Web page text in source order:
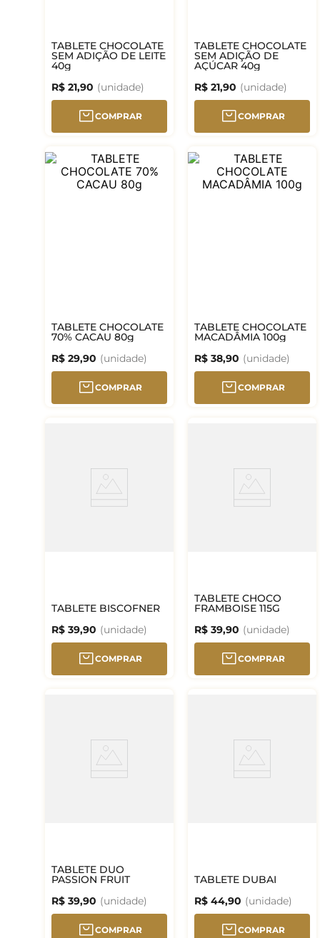
TABLETE CHOCOLATE
SEM ADIÇÃO DE LEITE
40g
R$ 21,90
COMPRAR
TABLETE CHOCOLATE
SEM ADIÇÃO DE
AÇÚCAR 40g
R$ 21,90
COMPRAR
TABLETE CHOCOLATE
70% CACAU 80g
R$ 29,90
COMPRAR
TABLETE CHOCOLATE
MACADÂMIA 100g
R$ 38,90
COMPRAR
TABLETE BISCOFNER
R$ 39,90
COMPRAR
TABLETE CHOCO
FRAMBOISE 115G
R$ 39,90
COMPRAR
TABLETE DUO
PASSION FRUIT
R$ 39,90
COMPRAR
TABLETE DUBAI
R$ 44,90
COMPRAR